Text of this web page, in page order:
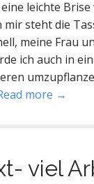
leichte
steht die
meine Frau
ich auch in
more →
viel